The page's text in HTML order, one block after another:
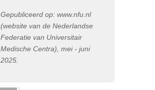
Gepubliceerd op: www.nfu.nl
(website van de Nederlandse
Federatie van Universitair
Medische Centra), mei - juni
2025.